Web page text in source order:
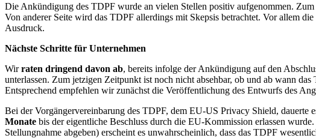
Die Ankündigung des TDPF wurde an vielen Stellen positiv aufgenommen.
Von anderer Seite wird das TDPF allerdings mit Skepsis betrachtet. Vor allem
Ausdruck.
Nächste Schritte für Unternehmen
Wirraten dringend davon ab, bereits infolge der Ankündigung auf den
unterlassen. Zum jetzigen Zeitpunkt ist noch nicht absehbar, ob und ab wann
Entsprechend empfehlen wir zunächst die Veröffentlichung des Entwurfs des
Bei der Vorgängervereinbarung des TDPF, dem EU-US Privacy Shield, dauerte
Monate bis der eigentliche Beschluss durch die EU-Kommission erlassen
Stellungnahme abgeben) erscheint es unwahrscheinlich, dass das TDPF